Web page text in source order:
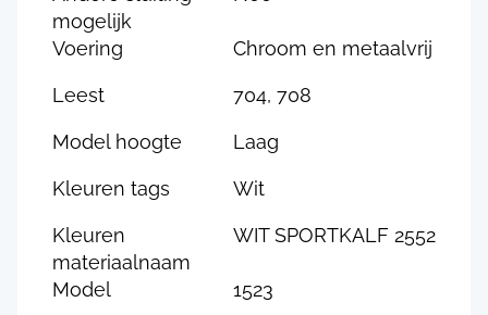
mogelijk
Voering Chroom en metaalvrij
Leest 704, 708
Model hoogte Laag
Kleuren tags Wit
Kleuren
materiaalnaam
WIT SPORTKALF 2552
Model 1523